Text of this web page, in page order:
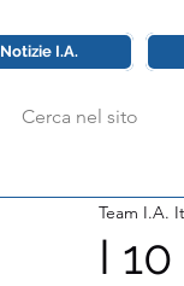
Notizie I.A.
I
Team I.A.